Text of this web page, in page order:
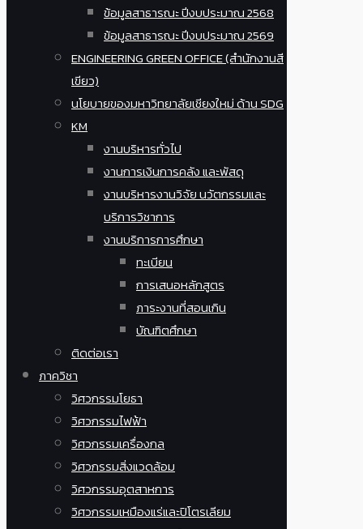
ข้อมูลสาธารณะ ปีงบประมาณ 2568
ข้อมูลสาธารณะ ปีงบประมาณ 2569
ENGINEERING GREEN OFFICE (สำนักงานสี
เขียว)
นโยบายของมหาวิทยาลัยเชียงใหม่ ด้าน SDG
KM
งานบริหารทั่วไป
งานการเงินการคลัง และพัสดุ
งานบริหารงานวิจัย นวัตกรรมและ
บริการวิชาการ
งานบริการการศึกษา
ทะเบียน
การเสนอหลักสูตร
ภาระงานที่สอนเกิน
บัณฑิตศึกษา
ติดต่อเรา
ภาควิชา
วิศวกรรมโยธา
วิศวกรรมไฟฟ้า
วิศวกรรมเครื่องกล
วิศวกรรมสิ่งแวดล้อม
วิศวกรรมอุตสาหการ
วิศวกรรมเหมืองแร่และปิโตรเลียม